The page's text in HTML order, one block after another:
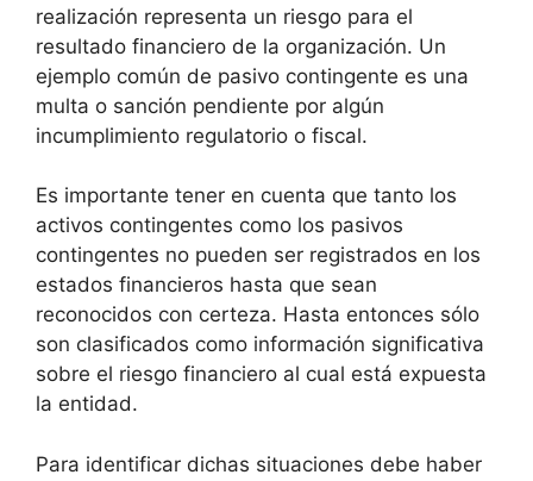
realización representa un riesgo para el
resultado financiero de la organización. Un
ejemplo común de pasivo contingente es una
multa o sanción pendiente por algún
incumplimiento regulatorio o fiscal.
Es importante tener en cuenta que tanto los
activos contingentes como los pasivos
contingentes no pueden ser registrados en los
estados financieros hasta que sean
reconocidos con certeza. Hasta entonces sólo
son clasificados como información significativa
sobre el riesgo financiero al cual está expuesta
la entidad.
Para identificar dichas situaciones debe haber